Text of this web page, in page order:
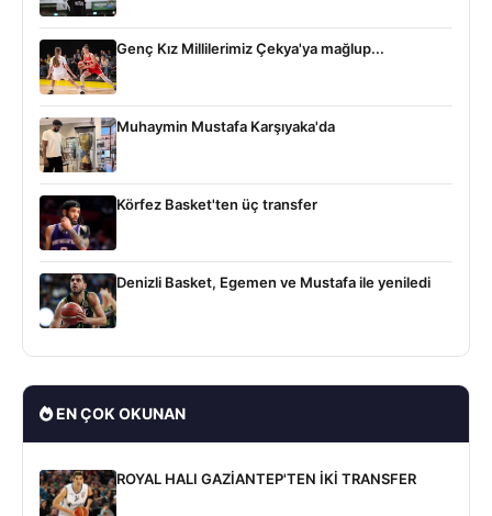
Genç Kız Millilerimiz Çekya'ya mağlup...
Muhaymin Mustafa Karşıyaka'da
Körfez Basket'ten üç transfer
Denizli Basket, Egemen ve Mustafa ile yeniledi
EN ÇOK OKUNAN
ROYAL HALI GAZİANTEP'TEN İKİ TRANSFER